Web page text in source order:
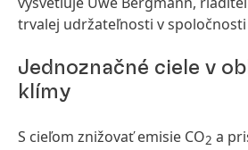
trvalej udržateľnosti v spoločnosti
Jednoznačné ciele v
klímy
S cieľom znižovať emisie CO2 a